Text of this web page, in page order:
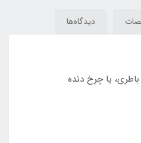
دیدگاه‌ها
یا چرخ دنده